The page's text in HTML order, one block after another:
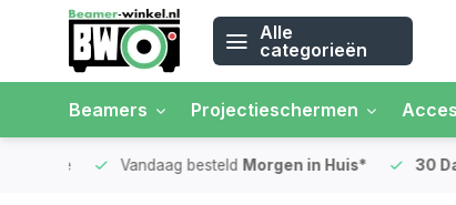
Alle
categorieën
Beamers Projectieschermen
Vandaag besteldMorgen in Huis* 30